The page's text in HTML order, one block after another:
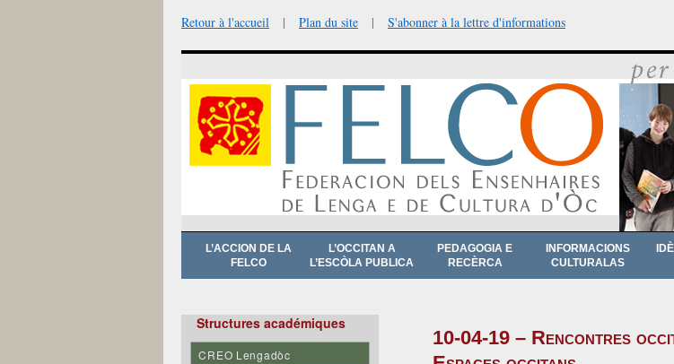
Retour à l'accueil | Plan du site | S'abonner à la lettre d'informations
contenu
L’ACCION DE LA
FELCO
L’OCCITAN A
L’ESCÒLA PUBLICA
PEDAGOGIA E
RECÈRCA
INFORMACIONS
CULTURALAS
10-04-19 – Rencontres
Structures académiques
CREO Lengadòc